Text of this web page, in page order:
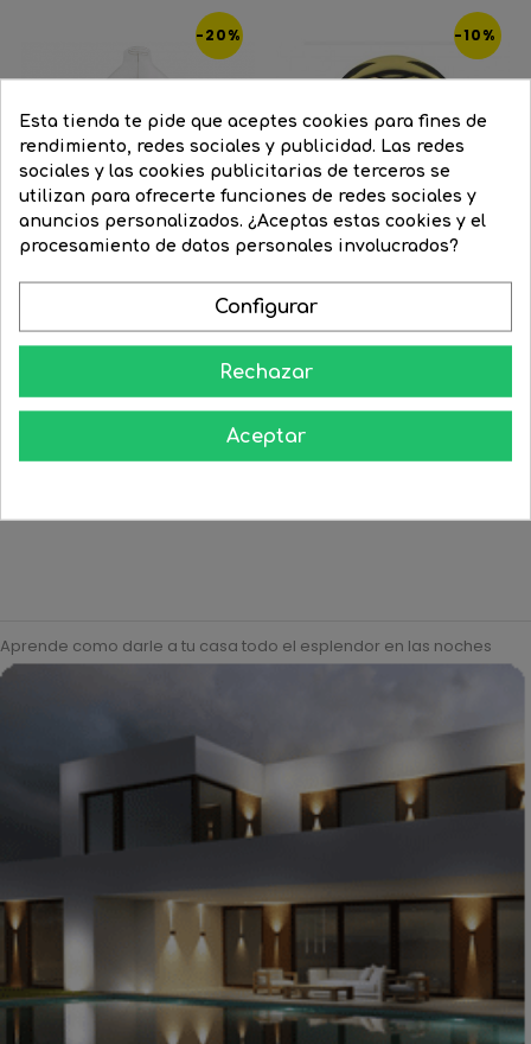
-20%
Precio
145,56 € Precio
116,52 €
-10%
Precio
20,15 € Precio
18,15 €
Aprende como darle a tu casa todo el esplendor en las noches
Esta tienda te pide que aceptes cookies para fines de
rendimiento, redes sociales y publicidad. Las redes
sociales y las cookies publicitarias de terceros se
utilizan para ofrecerte funciones de redes sociales y
anuncios personalizados. ¿Aceptas estas cookies y el
procesamiento de datos personales involucrados?
Configurar
Rechazar
Aceptar